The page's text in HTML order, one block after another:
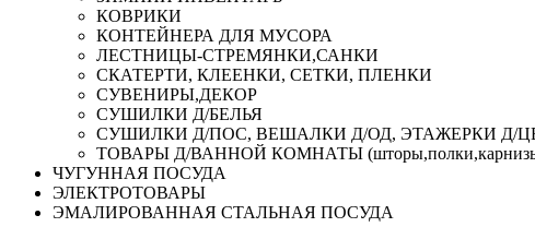
КОВРИКИ
КОНТЕЙНЕРА ДЛЯ МУСОРА
ЛЕСТНИЦЫ-СТРЕМЯНКИ,САНКИ
СКАТЕРТИ, КЛЕЕНКИ, СЕТКИ, ПЛЕНКИ
СУВЕНИРЫ,ДЕКОР
СУШИЛКИ Д/БЕЛЬЯ
СУШИЛКИ Д/ПОС, ВЕШАЛКИ Д/ОД, ЭТАЖЕРКИ Д/
ТОВАРЫ Д/ВАННОЙ КОМНАТЫ
ЧУГУННАЯ ПОСУДА
ЭЛЕКТРОТОВАРЫ
ЭМАЛИРОВАННАЯ СТАЛЬНАЯ ПОСУДА